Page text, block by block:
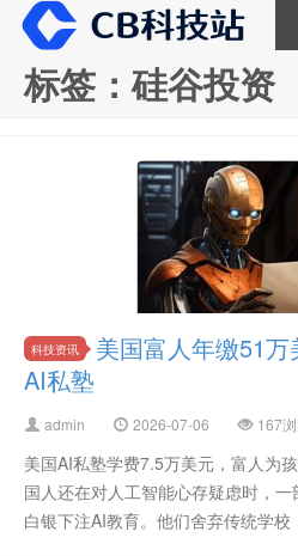
标签：硅谷投资
科技资讯
美国富人年缴51
AI私塾
admin 2026-07-06 167
美国AI私塾学费7.5万美元，富人为
国人还在对人工智能心存疑虑时，
白银下注AI教育。他们舍弃传统学